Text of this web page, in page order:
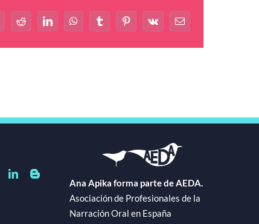
RedditLinkedInWhatsAppTumblrPinterest
Vk
Correo
electrónico
Ana Apika forma parte de AEDA.
Asociación de Profesionales de la
Narración Oral en España